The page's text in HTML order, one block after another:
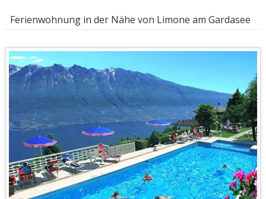
Ferienwohnung in der Nähe von Limone am Gardasee